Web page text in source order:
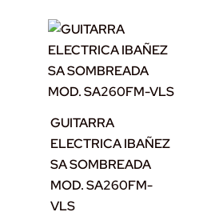
GUITARRA
ELECTRICA IBAÑEZ
SA SOMBREADA
MOD. SA260FM-
VLS